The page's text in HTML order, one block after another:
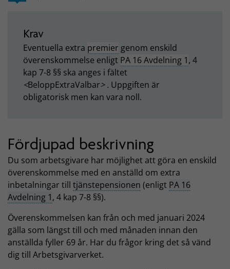
Krav
Eventuella extra premier genom enskild
överenskommelse enligt PA 16 Avdelning 1, 4
kap 7-8 §§ ska anges i fältet
<BeloppExtraValbar> . Uppgiften är
obligatorisk men kan vara noll.
Fördjupad beskrivning
Du som arbetsgivare har möjlighet att göra en enskild
överenskommelse med en anställd om extra
inbetalningar till tjänstepensionen (enligt PA 16
Avdelning 1, 4 kap 7-8 §§).
Överenskommelsen kan från och med januari 2024
gälla som längst till och med månaden innan den
anställda fyller 69 år. Har du frågor kring det så vänd
dig till Arbetsgivarverket.